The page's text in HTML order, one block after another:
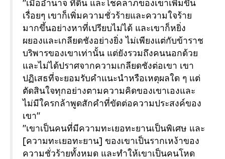
"เมื่ออํานาจ ที่ดิน และโชคลาภของเขาเพิ่มขึ้น
เรื่อยๆ เขาก็เพิ่มความชั่วร้ายและความใจร้าย
มากขึ้นอย่างหาที่เปรียบไม่ได้ และเขาก็หยิ่ง
ผยองและเกลียดชังอย่างยิ่ง ไม่เพียงแต่กับข้าราช
บริพารของเขาเท่านั้น แต่ยังรวมถึงคนนอกด้วย
และไม่ได้ปราศจากความเกลียดชังต่อเขา เขา
ปฏิเสธที่จะยอมรับคําแนะนําหรือเหตุผลใด ๆ แต่
ตัดสินใจทุกอย่างตามความคิดของเขาเองและ
ไม่มีใครกล้าพูดสักคําที่ขัดต่อความประสงค์ของ
เขา"
"เขาเป็นคนที่มีความทะเยอทะยานเป็นพิเศษ และ
[ความทะเยอทะยาน] ของเขาเป็นรากเหง้าของ
ความชั่วร้ายทั้งหมด และทําให้เขาเป็นคนโหด